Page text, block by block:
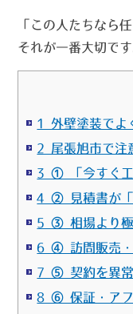
「この人たちなら
それが一番大切です
1 外壁塗装でよ
2 尾張旭市で注
3 ① 「今すぐ工
4 ② 見積書が「
5 ③ 相場より極
6 ④ 訪問販売・
7 ⑤ 契約を異常
8 ⑥ 保証・アフ